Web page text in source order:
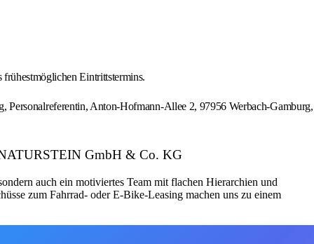
Eintrittstermins.
Anton-Hofmann-Allee 2, 97956 Werbach-Gamburg,
GmbH & Co. KG
auch ein motiviertes Team mit flachen Hierarchien und
zum Fahrrad- oder E-Bike-Leasing machen uns zu einem